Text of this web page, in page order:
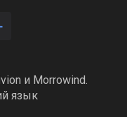
и Morrowind.
язык